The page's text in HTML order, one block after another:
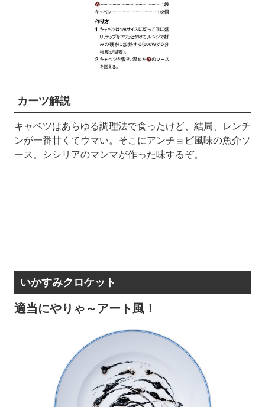
カーツ解説
キャベツはあらゆる調理法で食ったけど、結局、レンチ
ンが一番甘くてウマい。そこにアンチョビ風味の魚介ソ
ース。シシリアのマンマが作った味するぞ。
いかすみクロケット
適当にやりゃ～アート風！